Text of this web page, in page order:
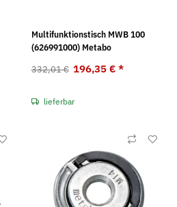
Multifunktionstisch MWB 100
(626991000) Metabo
332,01 € 196,35 € *
lieferbar